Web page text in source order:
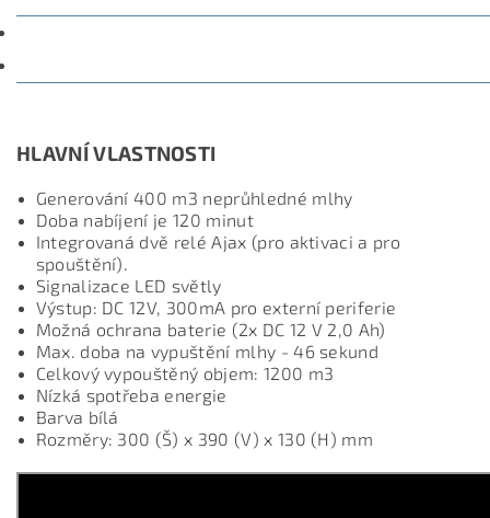
HLAVNÍ VLASTNOSTI
Generování 400 m3 neprůhledné mlhy
Doba nabíjení je 120 minut
Integrovaná dvě relé Ajax (pro aktivaci a pro
spouštění).
Signalizace LED světly
Výstup: DC 12V, 300mA pro externí periferie
Možná ochrana baterie (2x DC 12 V 2,0 Ah)
Max. doba na vypuštění mlhy - 46 sekund
Celkový vypouštěný objem: 1200 m3
Nízká spotřeba energie
Barva bílá
Rozměry: 300 (Š) x 390 (V) x 130 (H) mm